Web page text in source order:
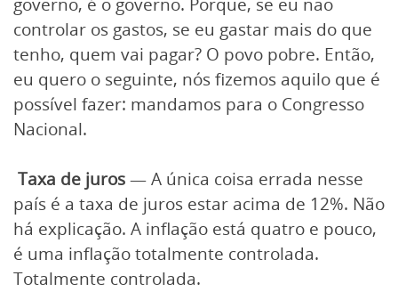
controlar os gastos, se eu gastar mais do que
tenho, quem vai pagar? O povo pobre. Então,
eu quero o seguinte, nós fizemos aquilo que é
possível fazer: mandamos para o Congresso
Nacional.
Taxa de juros— A única coisa errada nesse
país é a taxa de juros estar acima de 12%. Não
há explicação. A inflação está quatro e pouco,
é uma inflação totalmente controlada.
Totalmente controlada.